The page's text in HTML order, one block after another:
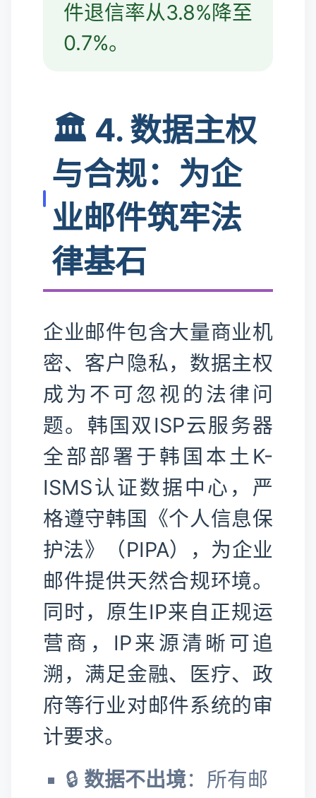
件退信率从3.8%降至
0.7%。
🏛️ 4. 数据主权
与合规：为企
业邮件筑牢法
律基石
企业邮件包含大量商业机
密、客户隐私，数据主权
成为不可忽视的法律问
题。韩国双ISP云服务器
全部部署于韩国本土K-
ISMS认证数据中心，严
格遵守韩国《个人信息保
护法》（PIPA），为企业
邮件提供天然合规环境。
同时，原生IP来自正规运
营商，IP来源清晰可追
溯，满足金融、医疗、政
府等行业对邮件系统的审
计要求。
🔒 数据不出境：所有邮